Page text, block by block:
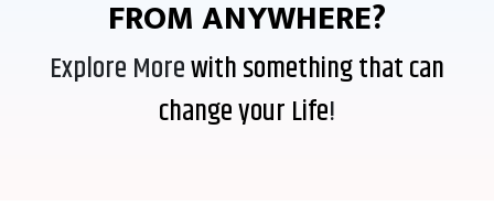
FROM ANYWHERE?
Explore Morewith something that can
change your Life!